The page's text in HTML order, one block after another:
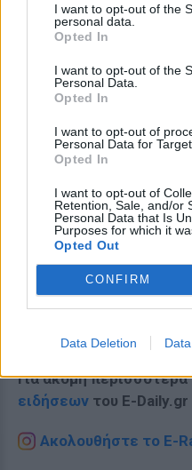
I want to opt-out of the
personal data.
Opted In
I want to opt-out of the
Personal Data.
Opted In
I want to opt-out of
Personal Data for
Opted In
I want to opt-out of
Retention, Sale, and/or
Personal Data that Is
Purposes for which it
Opted Out
CONFIRM
Data Deletion
και μάθετε πρώτοι
τα
Για ακόμη περισσότερα
ειδήσεων του E-Daily.gr
Ακολουθήστε το E-